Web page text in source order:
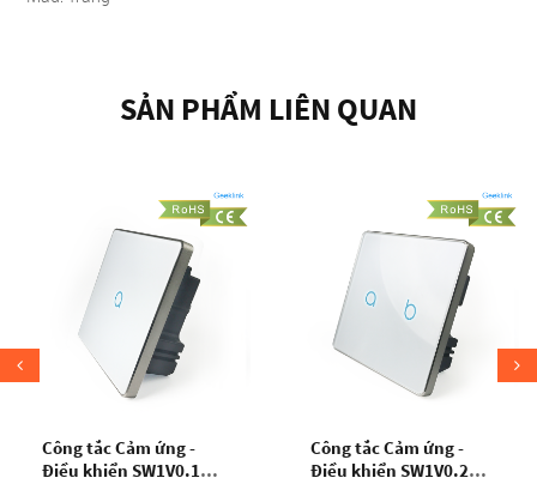
SẢN PHẨM LIÊN QUAN
Cho vào giỏ
Công tắc Cảm ứng -
Điều khiển SW1V0.1
Cho vào giỏ
Công tắc Cảm ứng -
Điều khiển SW1V0.2